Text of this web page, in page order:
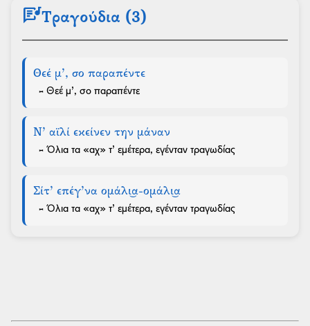
lyricsΤραγούδια (3)
Θεέ μ’, σο παραπέντε
- Θεέ μ’, σο παραπέντε
Ν’ αϊλί εκείνεν την μάναν
- Όλια τα «αχ» τ’ εμέτερα, εγένταν τραγωδίας
Σίτ’ επέγ’να ομάλι͜α-ομάλι͜α
- Όλια τα «αχ» τ’ εμέτερα, εγένταν τραγωδίας